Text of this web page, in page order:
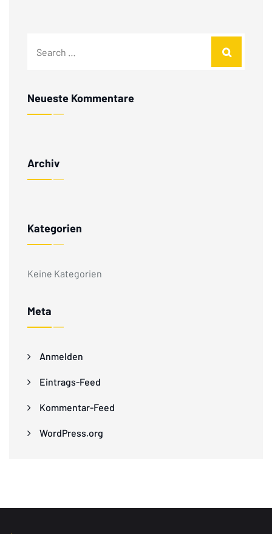
Neueste Kommentare
Archiv
Kategorien
Keine Kategorien
Meta
Anmelden
Eintrags-Feed
Kommentar-Feed
WordPress.org